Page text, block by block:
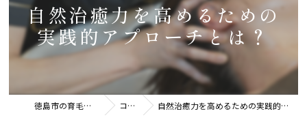
自然治癒力を高めるための
実践的アプローチとは？
徳島市の育毛ならZele24 コラム 自然治癒力を高めるための実践的アプローチとは？